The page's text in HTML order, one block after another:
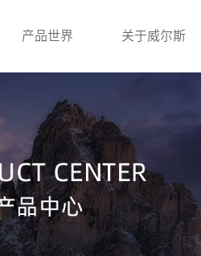
产品世界 关于威尔斯